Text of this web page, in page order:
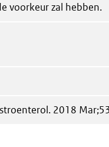
voorkeur zal hebben.
2018